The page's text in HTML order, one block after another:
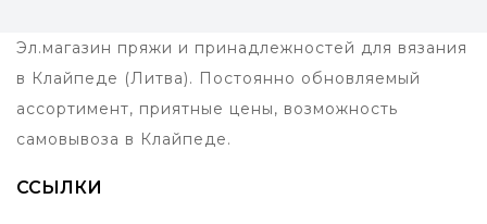
Эл.магазин пряжи и принадлежностей для вязания
в Клайпеде (Литва). Постоянно обновляемый
ассортимент, приятные цены, возможность
самовывоза в Клайпеде.
ССЫЛКИ